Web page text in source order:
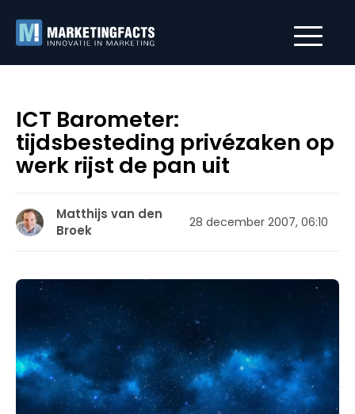
ICT Barometer:
tijdsbesteding privézaken op
werk rijst de pan uit
Matthijs van den
Broek
28 december 2007, 06:10